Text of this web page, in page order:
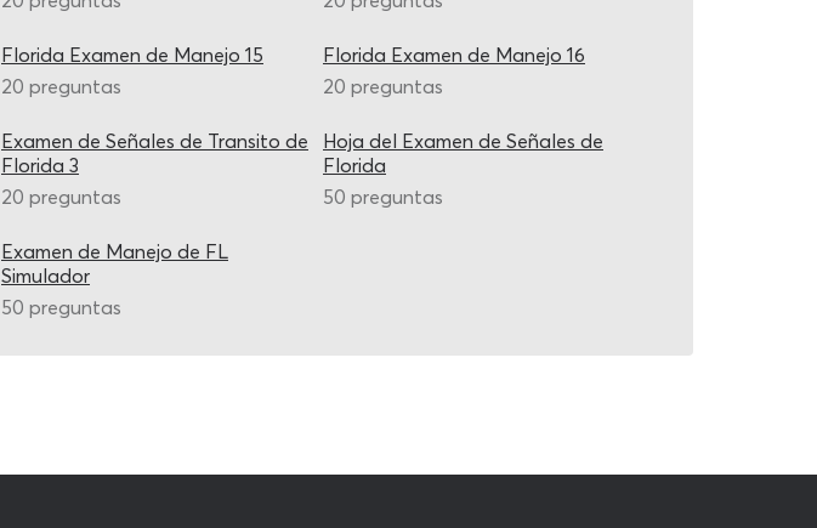
Florida Examen de Manejo 15
20 preguntas
Florida Examen de Manejo 16
20 preguntas
Examen de Señales de Transito de
Florida 3
20 preguntas
Hoja del Examen de Señales de
Florida
50 preguntas
Examen de Manejo de FL
Simulador
50 preguntas